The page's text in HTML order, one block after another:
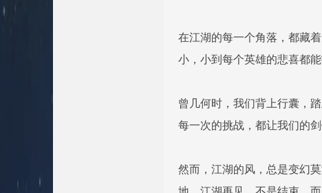
在江湖的每一个角落，都藏
小，小到每个英雄的悲喜都能
曾几何时，我们背上行囊，
每一次的挑战，都让我们的
然而，江湖的风，总是变幻